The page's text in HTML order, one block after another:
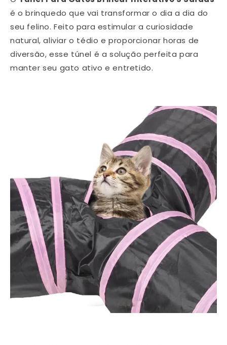
é o brinquedo que vai transformar o dia a dia do
seu felino. Feito para estimular a curiosidade
natural, aliviar o tédio e proporcionar horas de
diversão, esse túnel é a solução perfeita para
manter seu gato ativo e entretido.